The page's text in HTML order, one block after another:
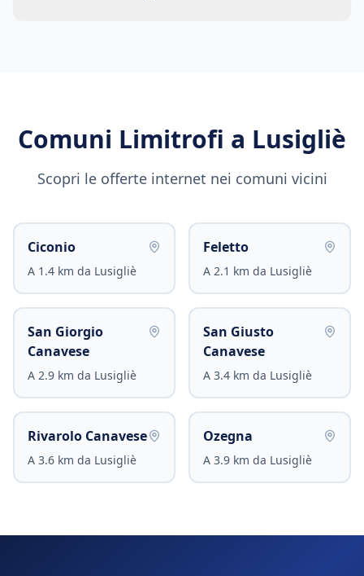
Comuni Limitrofi a Lusigliè
Scopri le offerte internet nei comuni vicini
Ciconio
A 1.4 km da Lusigliè
Feletto
A 2.1 km da Lusigliè
San Giorgio
Canavese
A 2.9 km da Lusigliè
San Giusto
Canavese
A 3.4 km da Lusigliè
Rivarolo Canavese
A 3.6 km da Lusigliè
Ozegna
A 3.9 km da Lusigliè